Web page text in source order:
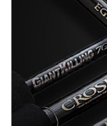
OTHER
ONLINE SHOP